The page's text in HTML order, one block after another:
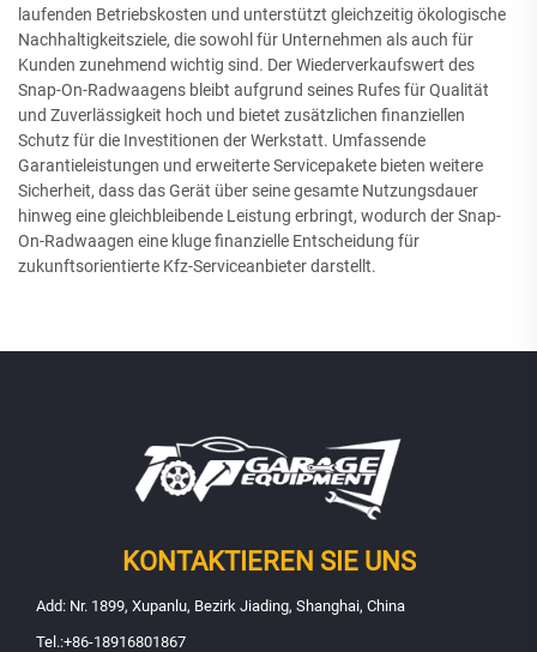
laufenden Betriebskosten und unterstützt gleichzeitig ökologische
Nachhaltigkeitsziele, die sowohl für Unternehmen als auch für
Kunden zunehmend wichtig sind. Der Wiederverkaufswert des
Snap-On-Radwaagens bleibt aufgrund seines Rufes für Qualität
und Zuverlässigkeit hoch und bietet zusätzlichen finanziellen
Schutz für die Investitionen der Werkstatt. Umfassende
Garantieleistungen und erweiterte Servicepakete bieten weitere
Sicherheit, dass das Gerät über seine gesamte Nutzungsdauer
hinweg eine gleichbleibende Leistung erbringt, wodurch der Snap-
On-Radwaagen eine kluge finanzielle Entscheidung für
zukunftsorientierte Kfz-Serviceanbieter darstellt.
KONTAKTIEREN SIE UNS
Add: Nr. 1899, Xupanlu, Bezirk Jiading, Shanghai, China
Tel.:+86-18916801867